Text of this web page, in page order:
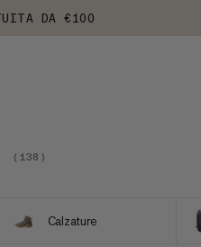
DA €100
( 138 )
Calzature